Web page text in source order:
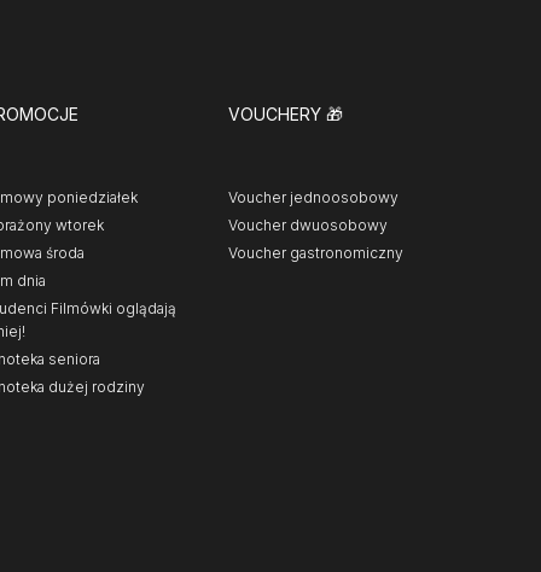
poniedziałek
wtorek
środa
dnia
Filmówki oglądają
seniora
dużej rodziny
VOUCHERY 🎁
Voucher jednoosobowy
Voucher dwuosobowy
Voucher gastronomiczny